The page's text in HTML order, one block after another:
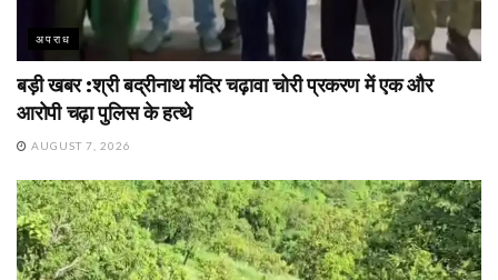
अपराध
बड़ी खबर :श्री बद्रीनाथ मंदिर चढ़ावा चोरी प्रकरण में एक और
आरोपी चढ़ा पुलिस के हत्थे
AUGUST 7, 2026